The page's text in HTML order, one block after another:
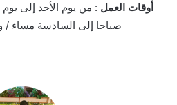
أوقات العمل : من يوم الأحد إلى
صباحا إلى السادسة مساء /